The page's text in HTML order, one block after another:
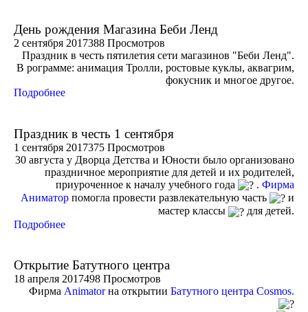
День рождения Магазина Беби Ленд
2 сентября 2017388 Просмотров
Праздник в честь пятилетия сети магазинов "Беби Ленд".
В рограмме: анимация Тролли, ростовые куклы, аквагрим,
фокусник и многое другое.
Подробнее
Праздник в честь 1 сентября
1 сентября 2017375 Просмотров
30 августа у Дворца Детства и Юности было организовано
праздничное мероприятие для детей и их родителей,
приуроченное к началу учебного года
. Фирма
Аниматор помогла провести развлекательную часть
и
мастер классы
для детей.
Подробнее
Открытие Батутного центра
18 апреля 2017498 Просмотров
Фирма Animatorна открытии Батутного центра Cosmos.